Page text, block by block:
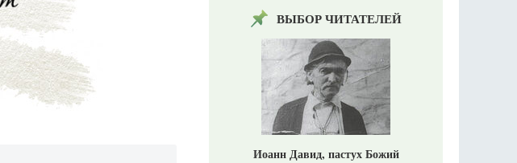
ВЫБОР ЧИТАТЕЛЕЙ
Иоанн Давид, пастух Божий